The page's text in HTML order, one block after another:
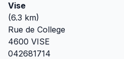
Vise
(6.3 km)
Rue de College
4600 VISE
042681714